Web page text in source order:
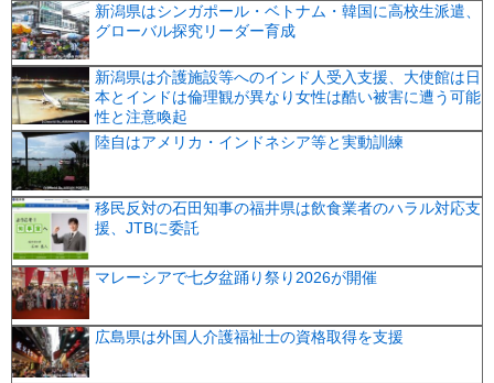
新潟県はシンガポール・ベトナム・韓国に高校生派遣、
グローバル探究リーダー育成
新潟県は介護施設等へのインド人受入支援、大使館は日
本とインドは倫理観が異なり女性は酷い被害に遭う可能
性と注意喚起
陸自はアメリカ・インドネシア等と実動訓練
移民反対の石田知事の福井県は飲食業者のハラル対応支
援、JTBに委託
マレーシアで七夕盆踊り祭り2026が開催
広島県は外国人介護福祉士の資格取得を支援